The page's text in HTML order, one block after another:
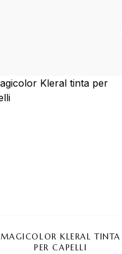
MAGICOLOR KLERAL TINTA
PER CAPELLI